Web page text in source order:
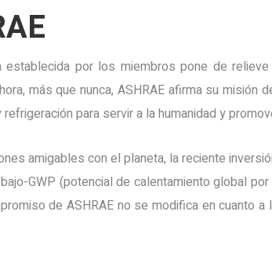
establecida por los miembros pone de
más que nunca, ASHRAE afirma su misión
para servir a la humanidad y
amigables con el planeta, la reciente
GWP (potencial de calentamiento global
de ASHRAE no se modifica en cuanto